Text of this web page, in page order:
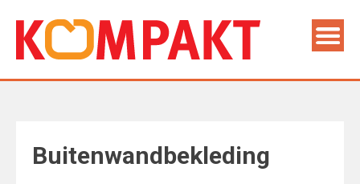
Buitenwandbekleding